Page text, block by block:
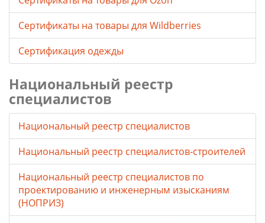
Cертификаты на товары для Wildberries
Сертификация одежды
Национальный реестр
специалистов
Национальный реестр специалистов
Национальный реестр специалистов-строителей
Национальный реестр специалистов по
проектированию и инженерным изысканиям
(НОПРИЗ)